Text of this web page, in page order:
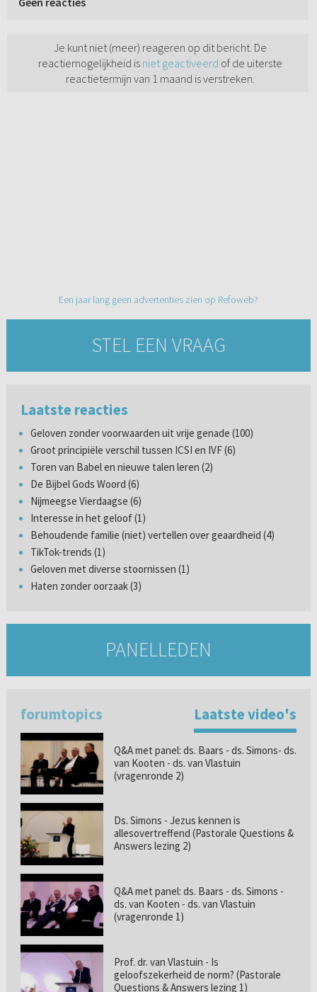
Je kunt niet (meer) reageren op dit bericht. De
reactiemogelijkheid is niet geactiveerd of de uiterste
reactietermijn van 1 maand is verstreken.
Een jaar lang geen advertenties zien op Refoweb?
STEL EEN VRAAG
Laatste reacties
Geloven zonder voorwaarden uit vrije genade (100)
Groot principiële verschil tussen ICSI en IVF (6)
Toren van Babel en nieuwe talen leren (2)
De Bijbel Gods Woord (6)
Nijmeegse Vierdaagse (6)
Interesse in het geloof (1)
Behoudende familie (niet) vertellen over geaardheid (4)
TikTok-trends (1)
Geloven met diverse stoornissen (1)
Haten zonder oorzaak (3)
PANELLEDEN
forumtopics Laatste video's
Q&A met panel: ds. Baars - ds. Simons- ds.
van Kooten - ds. van Vlastuin
(vragenronde 2)
Ds. Simons - Jezus kennen is
allesovertreffend (Pastorale Questions &
Answers lezing 2)
Q&A met panel: ds. Baars - ds. Simons -
ds. van Kooten - ds. van Vlastuin
(vragenronde 1)
Prof. dr. van Vlastuin - Is
geloofszekerheid de norm? (Pastorale
Questions & Answers lezing 1)